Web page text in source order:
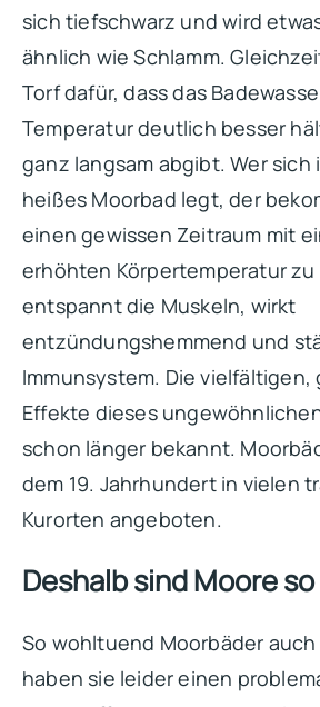
sich tiefschwarz und wird
ähnlich wie Schlamm.
Torf dafür, dass das
Temperatur deutlich besser
ganz langsam abgibt. Wer sich
heißes Moorbad legt, der
einen gewissen Zeitraum mit
erhöhten Körpertemperatur zu
entspannt die Muskeln, wirkt
entzündungshemmend und
Immunsystem. Die vielfältigen,
Effekte dieses
schon länger bekannt.
dem 19. Jahrhundert in vielen
Kurorten angeboten.
Deshalb sind Moore
So wohltuend Moorbäder
haben sie leider einen